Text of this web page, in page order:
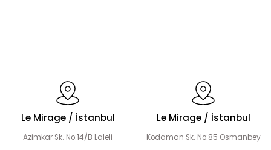
Le Mirage / İstanbul
Azimkar Sk. No:14/B Laleli
Le Mirage / İstanbul
Kodaman Sk. No:85 Osmanbey